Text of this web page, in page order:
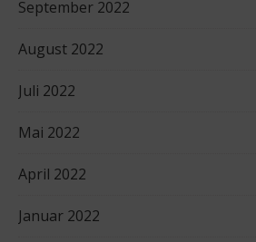
September 2022
August 2022
Juli 2022
Mai 2022
April 2022
Januar 2022